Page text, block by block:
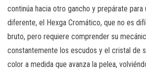
continúa hacia otro gancho y prepárate
diferente, el Hexga Cromático, que no es
bruto, pero requiere comprender su
constantemente los escudos y el cristal de
color a medida que avanza la pelea,